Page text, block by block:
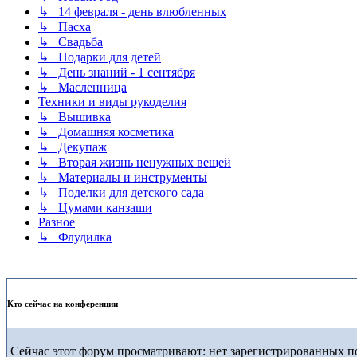
↳ 14 февраля - день влюбленных
↳ Пасха
↳ Свадьба
↳ Подарки для детей
↳ День знаний - 1 сентября
↳ Масленница
Техники и виды рукоделия
↳ Вышивка
↳ Домашняя косметика
↳ Декупаж
↳ Вторая жизнь ненужных вещей
↳ Материалы и инструменты
↳ Поделки для детского сада
↳ Цумами канзаши
Разное
↳ Флудилка
Кто сейчас на конференции
Сейчас этот форум просматривают: нет зарегистрированных